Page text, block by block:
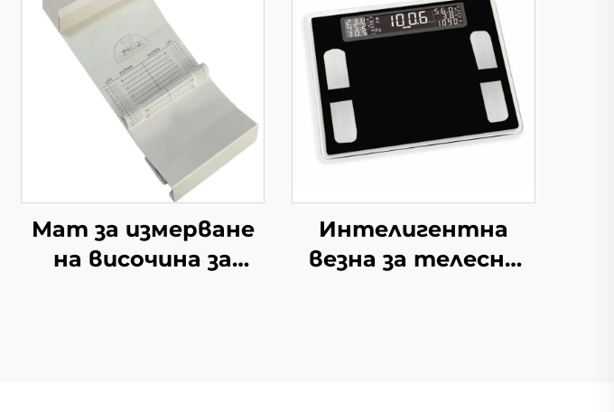
Мат за измерване
на височина за
Интелигентна
везна за телесни